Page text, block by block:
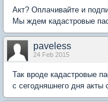
Акт? Оплачивайте и
Мы ждем кадастровые
paveless
24 Feb 2015
Так вроде кадастровые
с сегодняшнего дня акты